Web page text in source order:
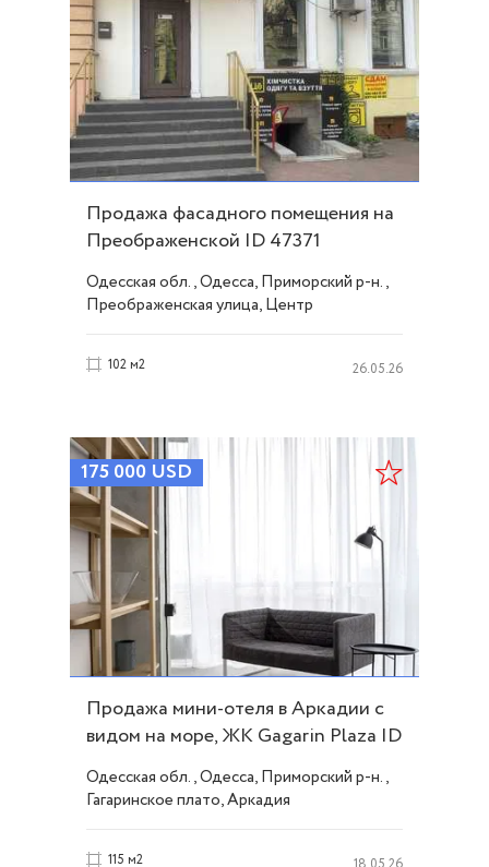
Продажа фасадного помещения на
Преображенской ID 47371
Одесская обл., Одесса, Приморский р-н.,
Преображенская улица, Центр
102 м2 26.05.26
175 000 USD
Продажа мини-отеля в Аркадии с
видом на море, ЖК Gagarin Plaza ID
45070
Одесская обл., Одесса, Приморский р-н.,
Гагаринское плато, Аркадия
115 м2